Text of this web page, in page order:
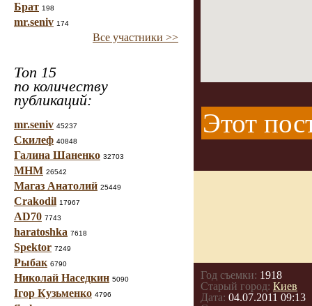
Брат 198
mr.seniv 174
Все участники >>
Топ 15
по количеству
публикаций:
mr.seniv 45237
Скилеф 40848
Галина Шаненко 32703
МНМ 26542
Магаз Анатолий 25449
Crakodil 17967
AD70 7743
haratoshka 7618
Spektor 7249
Рыбак 6790
Николай Наседкин 5090
Ігор Кузьменко 4796
Этот
Год съемки: 1918
Старый город: Киев
Дата: 04.07.2011 09:13